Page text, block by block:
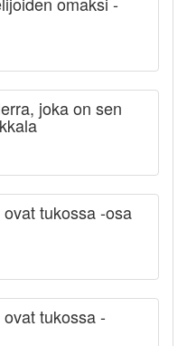
joka on sen
tukossa -osa
tukossa -